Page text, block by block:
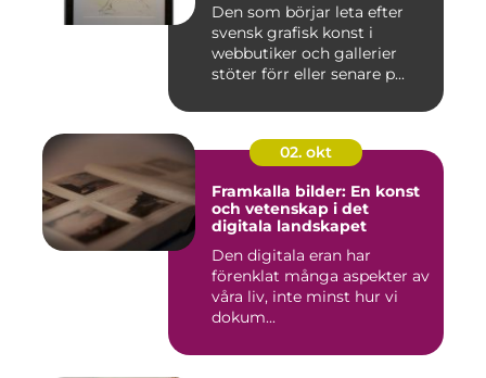
Den som börjar leta efter
svensk grafisk konst i
webbutiker och gallerier
stöter förr eller senare p...
02. okt
Framkalla bilder: En konst
och vetenskap i det
digitala landskapet
Den digitala eran har
förenklat många aspekter av
våra liv, inte minst hur vi
dokum...